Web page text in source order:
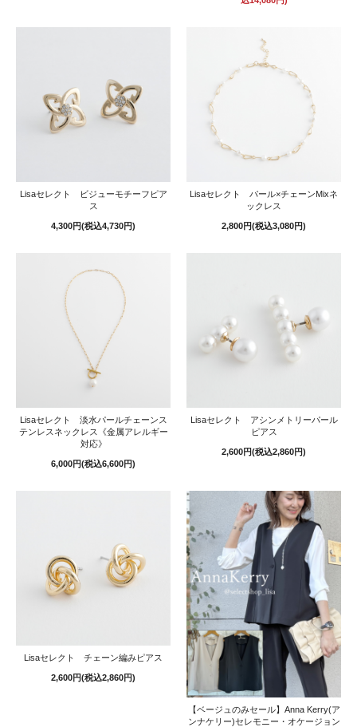
Lisaセレクト ビジューモチーフピア
ス
4,300円(税込4,730円)
Lisaセレクト パール×チェーンMixネ
ックレス
2,800円(税込3,080円)
Lisaセレクト 淡水パールチェーンス
テンレスネックレス《金属アレルギー
対応》
6,000円(税込6,600円)
Lisaセレクト アシンメトリーパール
ピアス
2,600円(税込2,860円)
Lisaセレクト チェーン編みピアス
2,600円(税込2,860円)
【ベージュのみセール】Anna Kerry(ア
ンナケリー)セレモニー・オケージョン